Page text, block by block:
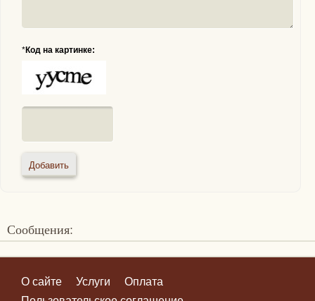
*Код на картинке:
Сообщения:
О сайте Услуги
Оплата